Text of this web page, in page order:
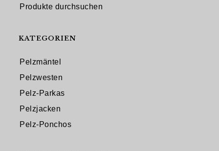
Produkte durchsuchen
KATEGORIEN
Pelzmäntel
Pelzwesten
Pelz-Parkas
Pelzjacken
Pelz-Ponchos